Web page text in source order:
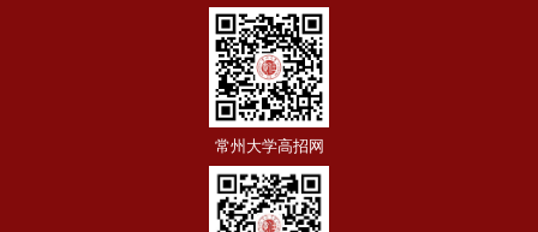
常州大学高招网